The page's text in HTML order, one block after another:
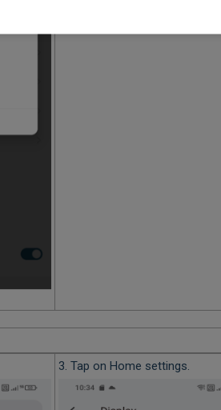
3. Tap on Home settings.